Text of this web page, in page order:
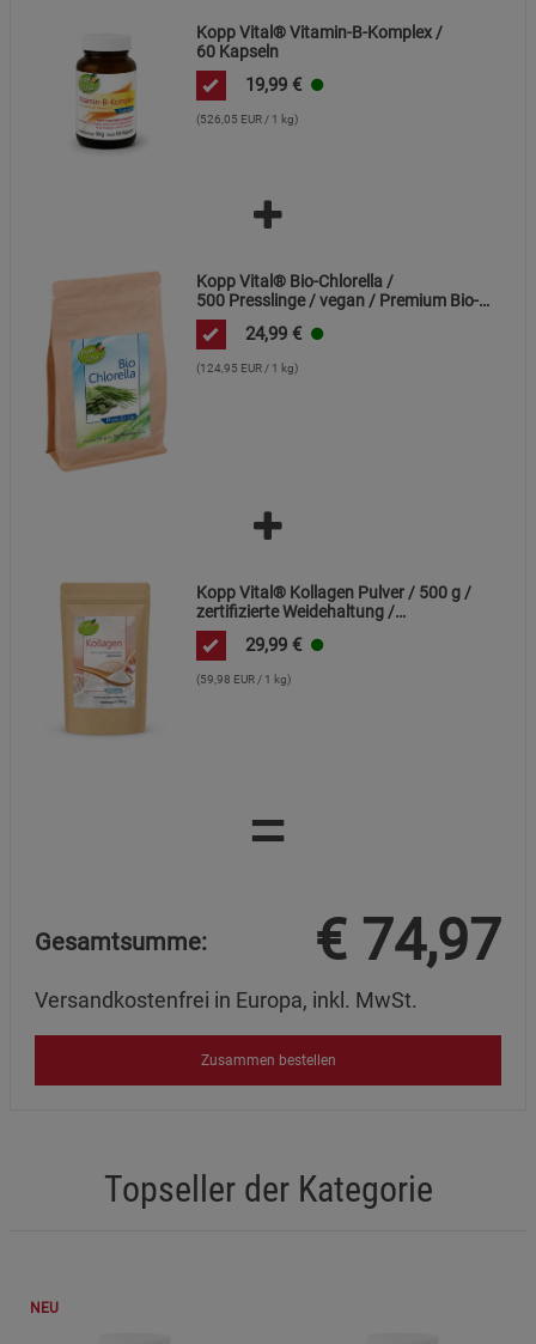
Kopp Vital® Vitamin-B-Komplex /
60 Kapseln
19,99 €
(526,05 EUR / 1 kg)
Kopp Vital® Bio-Chlorella /
500 Presslinge / vegan / Premium Bio-
Qualität / Süßwasseralge / Ökologische
Aquakultur
24,99 €
(124,95 EUR / 1 kg)
Kopp Vital® Kollagen Pulver / 500 g /
zertifizierte Weidehaltung /
Kollagenhydrolysat / Kollagenpeptid /
91% Eiweiß
29,99 €
(59,98 EUR / 1 kg)
=
Gesamtsumme: € 74,97
Versandkostenfrei in Europa, inkl. MwSt.
Zusammen bestellen
Topseller der Kategorie
NEU